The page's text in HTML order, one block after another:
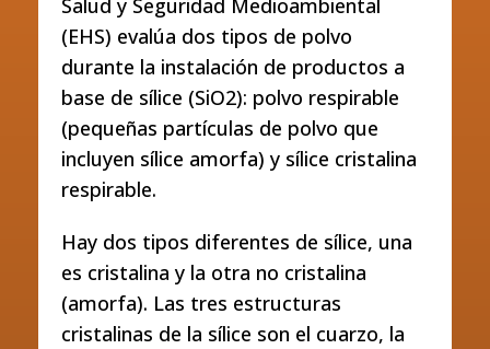
(EHS) evalúa dos tipos de polvo
durante la instalación de productos a
base de sílice (SiO2): polvo respirable
(pequeñas partículas de polvo que
incluyen sílice amorfa) y sílice cristalina
respirable.
Hay dos tipos diferentes de sílice, una
es cristalina y la otra no cristalina
(amorfa). Las tres estructuras
cristalinas de la sílice son el cuarzo, la